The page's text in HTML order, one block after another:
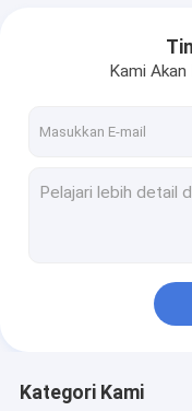
Kami
Kategori Kami